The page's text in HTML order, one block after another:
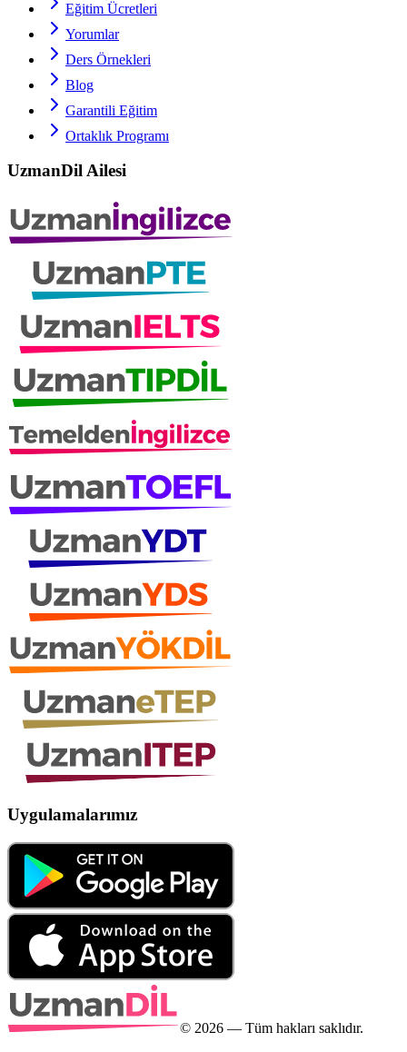
Eğitim Ücretleri
Yorumlar
Ders Örnekleri
Blog
Garantili Eğitim
Ortaklık Programı
UzmanDil Ailesi
Uygulamalarımız
© 2026 — Tüm hakları saklıdır.